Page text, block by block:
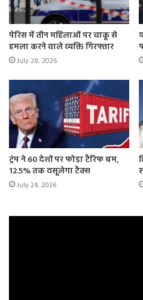
पेरिस में तीन महिलाओं पर चाकू से
हमला करने वाले व्यक्ति गिरफ्तार
July 28, 2026
ट्रंप ने 60 देशों पर फोड़ा टैरिफ बम,
12.5% तक वसूलेगा टैक्स
July 24, 2026